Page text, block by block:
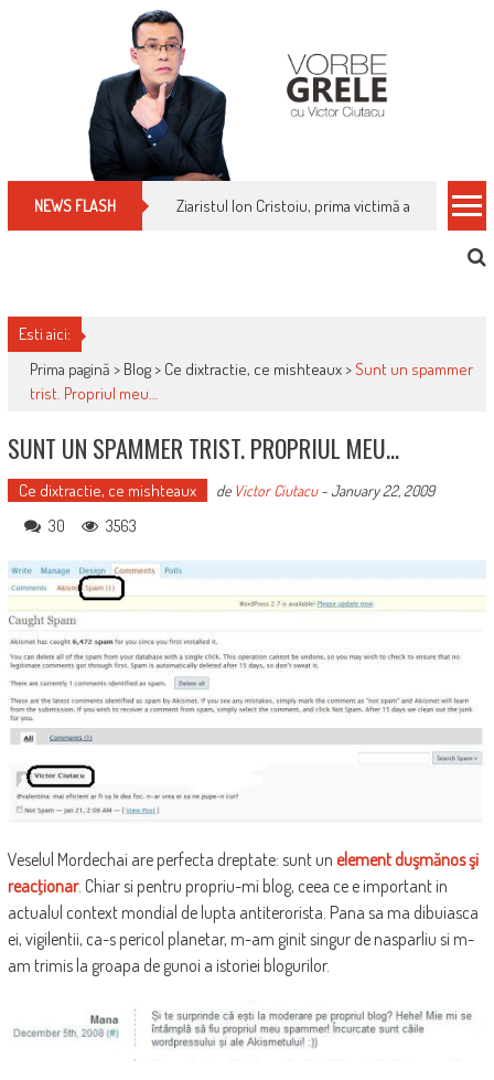
NEWS FLASH Cum îți schimbi, rapid, gratuit și eficient,
Esti aici:
Prima pagină > Blog> Ce dixtractie, ce mishteaux>Sunt un spammer
trist. Propriul meu…
SUNT UN SPAMMER TRIST. PROPRIUL MEU…
Ce dixtractie, ce mishteaux de Victor Ciutacu-January 22, 2009
30 3563
Veselul Mordechai are perfecta dreptate: sunt un element duşmănos şi
reacţionar. Chiar si pentru propriu-mi blog, ceea ce e important in
actualul context mondial de lupta antiterorista. Pana sa ma dibuiasca
ei, vigilentii, ca-s pericol planetar, m-am ginit singur de nasparliu si m-
am trimis la groapa de gunoi a istoriei blogurilor.